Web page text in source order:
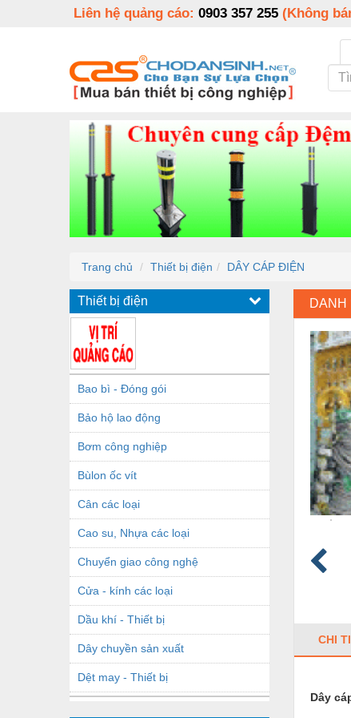
Liên hệ quảng cáo: 0903 357 255 (Không
Trang chủ Thiết bị điện DÂY CÁP ĐIỆN
Thiết bị điện
Bao bì - Đóng gói
Bảo hộ lao động
Bơm công nghiệp
Bùlon ốc vít
Cân các loại
Cao su, Nhựa các loại
Chuyển giao công nghệ
Cửa - kính các loại
Dầu khí - Thiết bị
Dây chuyền sản xuất
Dệt may - Thiết bị
DANH
CHI
Dây